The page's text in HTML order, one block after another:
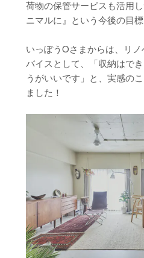
荷物の保管サービスも活用
ニマルに』という今後の目標
いっぽうOさまからは、リ
バイスとして、「収納はで
うがいいです」と、実感の
ました！